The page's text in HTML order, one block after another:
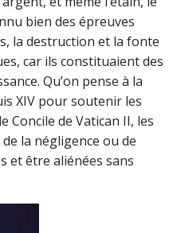
bien des épreuves
la destruction et la fonte
car ils constituaient des
Qu’on pense à la
XIV pour soutenir les
Concile de Vatican II, les
la négligence ou de
et être aliénées sans